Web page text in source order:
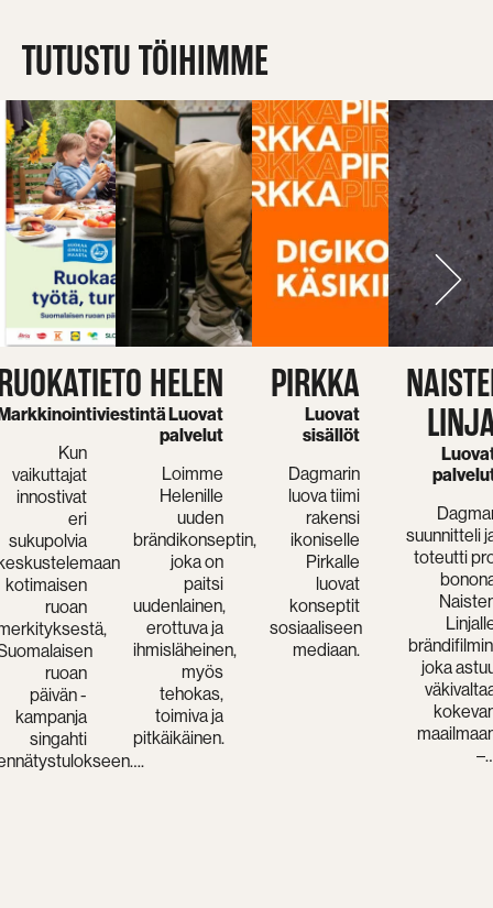
TUTUSTU TÖIHIMME
Kun
vaikuttajat
innostivat
eri
sukupolvia
kotimaisen
ruoan
ruoan
päivän -
kampanja
singahti
HELEN
Luovat
palvelut
Loimme
Helenille
uuden
brändikonseptin,
joka on
paitsi
uudenlainen,
erottuva ja
ihmisläheinen,
myös
tehokas,
toimiva ja
pitkäikäinen.
PIRKKA
Luovat
sisällöt
Dagmarin
luova tiimi
rakensi
ikoniselle
Pirkalle
luovat
konseptit
sosiaaliseen
mediaan.
suunnitteli
toteutti
joka